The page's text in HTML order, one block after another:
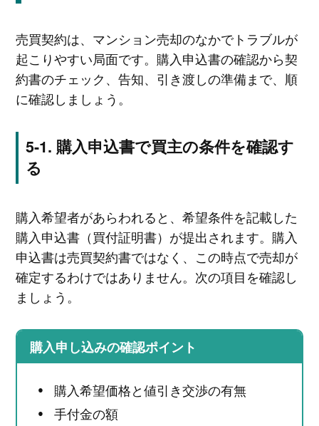
売買契約は、マンション売却のなかでトラブルが
起こりやすい局面です。購入申込書の確認から契
約書のチェック、告知、引き渡しの準備まで、順
に確認しましょう。
購入申込書で買主の条件を確認す
る
購入希望者があらわれると、希望条件を記載した
購入申込書（買付証明書）が提出されます。購入
申込書は売買契約書ではなく、この時点で売却が
確定するわけではありません。次の項目を確認し
ましょう。
購入申し込みの確認ポイント
購入希望価格と値引き交渉の有無
手付金の額